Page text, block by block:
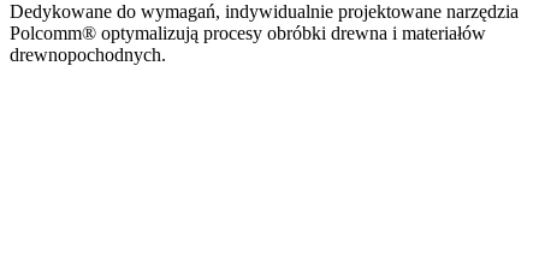
Dedykowane do wymagań, indywidualnie projektowane narzędzia
Polcomm® optymalizują procesy obróbki drewna i materiałów
drewnopochodnych.